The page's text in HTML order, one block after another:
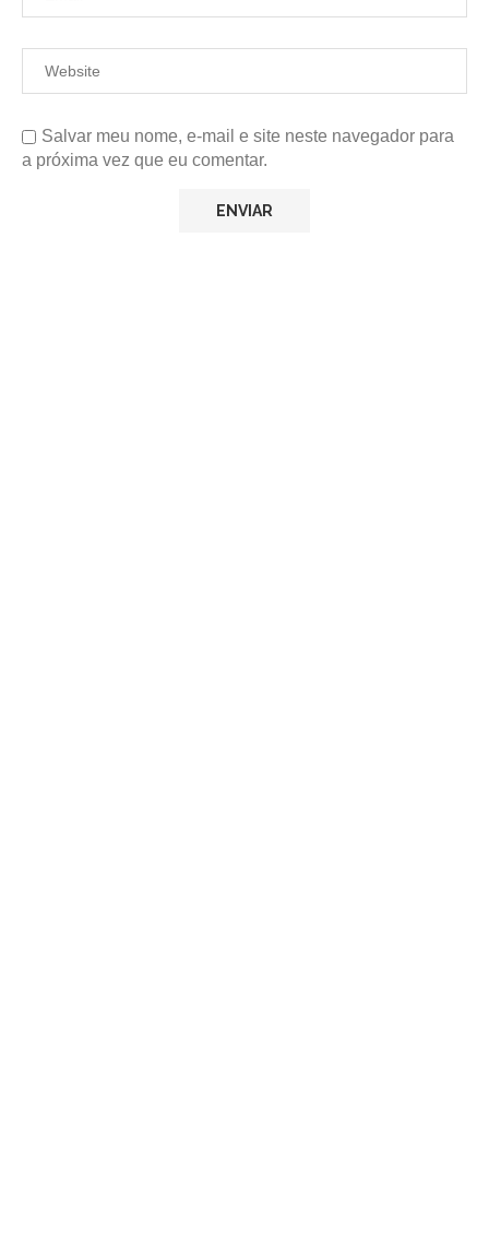
Salvar meu nome, e-mail e site neste navegador para
a próxima vez que eu comentar.